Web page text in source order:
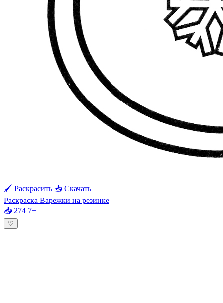
🖌 Раскрасить 📥 Скачать
Раскраска Варежки на резинке
📥 274 7+
♡